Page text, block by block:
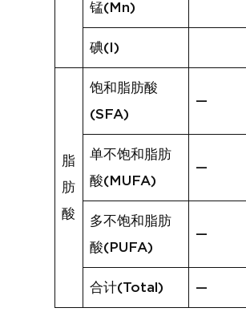
锰(Mn)
碘(I)
脂
肪
酸
饱和脂肪酸
(SFA)
—
单不饱和脂肪
酸(MUFA)
—
多不饱和脂肪
酸(PUFA)
—
合计(Total) —